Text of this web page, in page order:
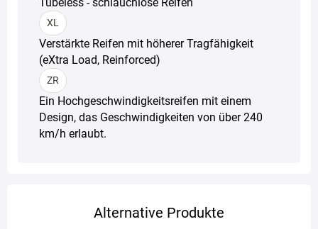
XL
Verstärkte Reifen mit höherer Tragfähigkeit
(eXtra Load, Reinforced)
ZR
Ein Hochgeschwindigkeitsreifen mit einem
Design, das Geschwindigkeiten von über 240
km/h erlaubt.
Alternative Produkte